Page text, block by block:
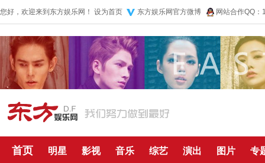
您好，欢迎来到东方娱乐网！ 设为首页 东方娱乐网官方微博 网站合作QQ
首页 明星 影视 音乐 综艺 演出 图片 专